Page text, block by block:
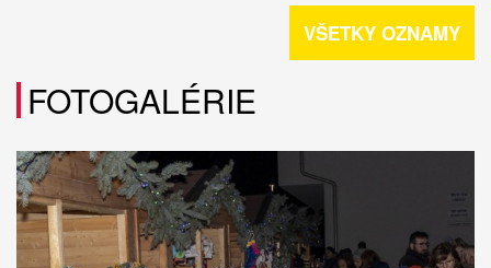
VŠETKY OZNAMY
FOTOGALÉRIE